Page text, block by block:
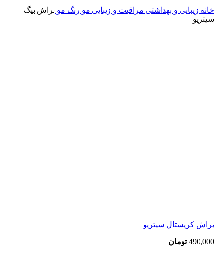
خانه زیبایی و بهداشتی مراقبت و زیبایی مو رنگ مو براش بیگ
سیتریو
براش کریستال سیتریو
490,000 تومان